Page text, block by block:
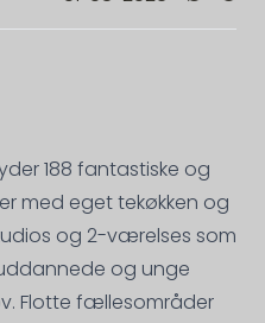
188 fantastiske og
med eget tekøkken og
og 2-værelses som
og unge
Flotte fællesområder